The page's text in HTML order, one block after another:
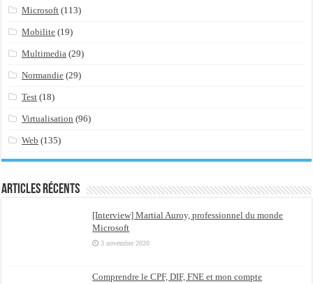
Microsoft (113)
Mobilite (19)
Multimedia (29)
Normandie (29)
Test (18)
Virtualisation (96)
Web (135)
Articles récents
[Interview] Martial Auroy, professionnel du monde
Microsoft
3 novembre 2020
Comprendre le CPF, DIF, FNE et mon compte